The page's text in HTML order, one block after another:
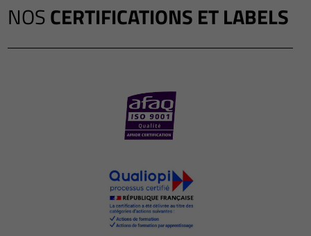
NOSCERTIFICATIONS ET LABELS